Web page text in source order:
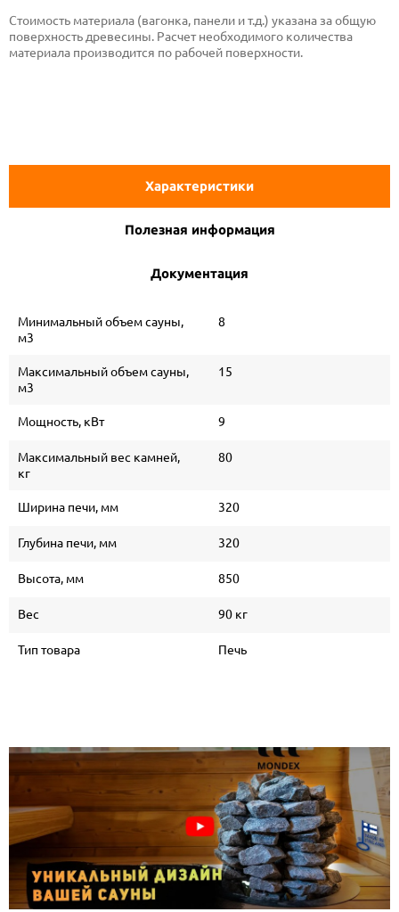
Стоимость материала (вагонка, панели и т.д.) указана за общую
поверхность древесины. Расчет необходимого количества
материала производится по рабочей поверхности.
Характеристики
Полезная информация
Документация
Минимальный объем сауны,
м3
8
Максимальный объем сауны,
м3
15
Мощность, кВт 9
Максимальный вес камней,
кг
80
Ширина печи, мм 320
Глубина печи, мм 320
Высота, мм 850
Вес 90 кг
Тип товара Печь